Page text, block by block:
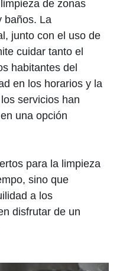
de zonas
baños. La
junto con el uso de
cuidar tanto el
habitantes del
en los horarios y la
servicios han
una opción
para la limpieza
sino que
a los
disfrutar de un